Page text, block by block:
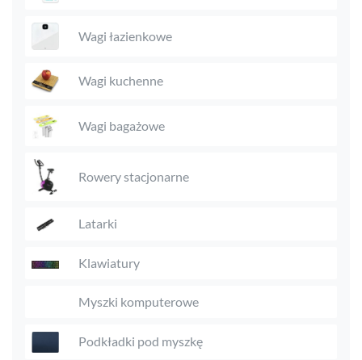
Wagi łazienkowe
Wagi kuchenne
Wagi bagażowe
Rowery stacjonarne
Latarki
Klawiatury
Myszki komputerowe
Podkładki pod myszkę